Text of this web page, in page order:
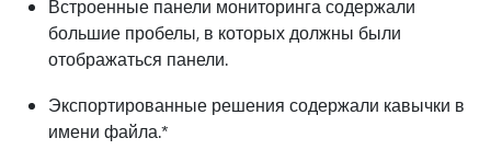
Встроенные панели мониторинга содержали
большие пробелы, в которых должны были
отображаться панели.
Экспортированные решения содержали кавычки в
имени файла.*